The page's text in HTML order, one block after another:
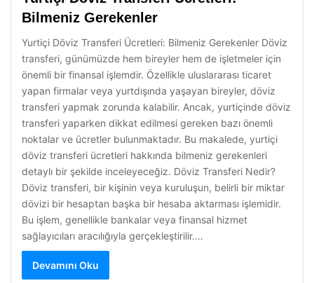
Bilmeniz Gerekenler
Yurtiçi Döviz Transferi Ücretleri: Bilmeniz Gerekenler Döviz
transferi, günümüzde hem bireyler hem de işletmeler için
önemli bir finansal işlemdir. Özellikle uluslararası ticaret
yapan firmalar veya yurtdışında yaşayan bireyler, döviz
transferi yapmak zorunda kalabilir. Ancak, yurtiçinde döviz
transferi yaparken dikkat edilmesi gereken bazı önemli
noktalar ve ücretler bulunmaktadır. Bu makalede, yurtiçi
döviz transferi ücretleri hakkında bilmeniz gerekenleri
detaylı bir şekilde inceleyeceğiz. Döviz Transferi Nedir?
Döviz transferi, bir kişinin veya kuruluşun, belirli bir miktar
dövizi bir hesaptan başka bir hesaba aktarması işlemidir.
Bu işlem, genellikle bankalar veya finansal hizmet
sağlayıcıları aracılığıyla gerçekleştirilir.…
Devamını Oku